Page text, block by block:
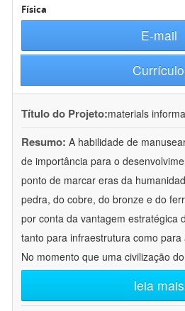
Física
E-mail
Currículo
Título do Projeto:materials
Resumo: A habilidade de
de importância para o
ponto de marcar eras da
pedra, do cobre, do bronze e do
por conta da vantagem estratégica
tanto para infraestrutura como
No momento que uma civilização
leia mais